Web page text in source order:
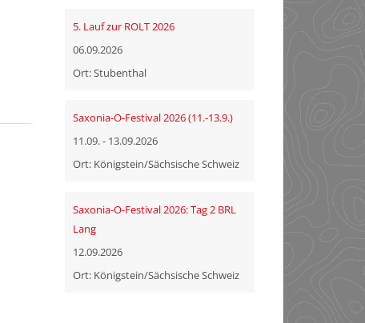
5. Lauf zur ROLT 2026
06.09.2026
Ort: Stubenthal
Saxonia-O-Festival 2026 (11.-13.9.)
11.09. - 13.09.2026
Ort: Königstein/Sächsische Schweiz
Saxonia-O-Festival 2026: Tag 2 BRL
Lang
12.09.2026
Ort: Königstein/Sächsische Schweiz